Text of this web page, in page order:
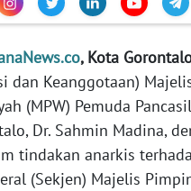
, Kota
dan Keanggotaan)
(MPW) Pemuda
Dr. Sahmin Madina,
tindakan anarkis
(Sekjen) Majelis